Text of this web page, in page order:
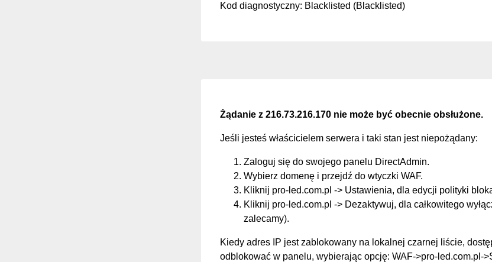
Kod diagnostyczny: Blacklisted (Blacklisted)
Żądanie z 216.73.216.170 nie może być obecnie obsłużone.
Jeśli jesteś właścicielem serwera i taki stan jest niepożądany:
Zaloguj się do swojego panelu DirectAdmin.
Wybierz domenę i przejdź do wtyczki WAF.
Kliknij pro-led.com.pl -> Ustawienia, dla edycji polityki
Kliknij pro-led.com.pl -> Dezaktywuj, dla całkowitego
zalecamy).
Kiedy adres IP jest zablokowany na lokalnej czarnej liście,
odblokować w panelu, wybierając opcję: WAF->pro-led.com.pl-